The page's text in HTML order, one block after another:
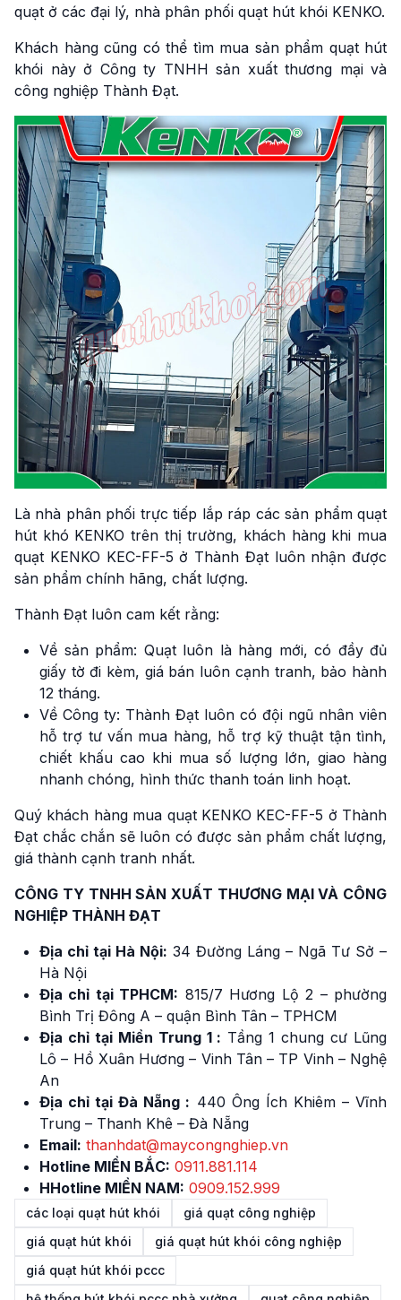
quạt ở các đại lý, nhà phân phối quạt hút khói KENKO.
Khách hàng cũng có thể tìm mua sản phẩm quạt hút
khói này ở Công ty TNHH sản xuất thương mại và
công nghiệp Thành Đạt.
Là nhà phân phối trực tiếp lắp ráp các sản phẩm quạt
hút khó KENKO trên thị trường, khách hàng khi mua
quạt KENKO KEC-FF-5 ở Thành Đạt luôn nhận được
sản phẩm chính hãng, chất lượng.
Thành Đạt luôn cam kết rằng:
Về sản phẩm: Quạt luôn là hàng mới, có đầy đủ
giấy tờ đi kèm, giá bán luôn cạnh tranh, bảo hành
12 tháng.
Về Công ty: Thành Đạt luôn có đội ngũ nhân viên
hỗ trợ tư vấn mua hàng, hỗ trợ kỹ thuật tận tình,
chiết khấu cao khi mua số lượng lớn, giao hàng
nhanh chóng, hình thức thanh toán linh hoạt.
Quý khách hàng mua quạt KENKO KEC-FF-5 ở Thành
Đạt chắc chắn sẽ luôn có được sản phẩm chất lượng,
giá thành cạnh tranh nhất.
CÔNG TY TNHH SẢN XUẤT THƯƠNG MẠI VÀ CÔNG
NGHIỆP THÀNH ĐẠT
Địa chỉ tại Hà Nội: 34 Đường Láng – Ngã Tư Sở –
Hà Nội
Địa chỉ tại TPHCM: 815/7 Hương Lộ 2 – phường
Bình Trị Đông A – quận Bình Tân – TPHCM
Địa chỉ tại Miền Trung 1 : Tầng 1 chung cư Lũng
Lô – Hồ Xuân Hương – Vinh Tân – TP Vinh – Nghệ
An
Địa chỉ tại Đà Nẵng : 440 Ông Ích Khiêm – Vĩnh
Trung – Thanh Khê – Đà Nẵng
Email: thanhdat@maycongnghiep.vn
Hotline MIỀN BẮC: 0911.881.114
HHotline MIỀN NAM: 0909.152.999
các loại quạt hút khói
giá quạt công nghiệp
giá quạt hút khói
giá quạt hút khói công nghiệp
giá quạt hút khói pccc